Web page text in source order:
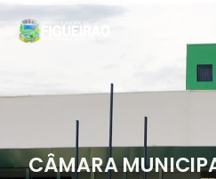
CÂMARA